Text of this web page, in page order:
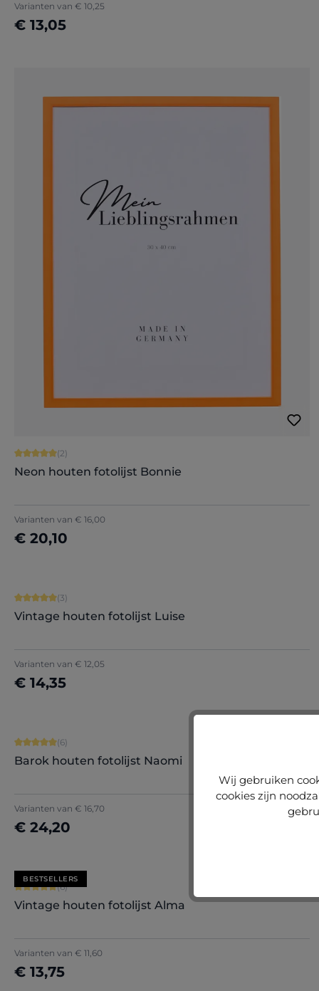
Varianten van € 10,25
€ 13,05
Nu configureren
Gemiddelde waardering van 5 van 5 sterren
(2)
Neon houten fotolijst Bonnie
Varianten van € 16,00
€ 20,10
Nu configureren
Gemiddelde waardering van 5 van 5 sterren
(3)
Vintage houten fotolijst Luise
Varianten van € 12,05
€ 14,35
Nu configureren
Gemiddelde waardering van 5 van 5 sterren
(6)
Barok houten fotolijst Naomi
Varianten van € 16,70
€ 24,20
Nu configureren
BESTSELLERS
Gemiddelde waardering van 5 van 5 sterren
(6)
Vintage houten fotolijst Alma
Varianten van € 11,60
€ 13,75
Nu configureren
Wij gebruiken
cookies zijn